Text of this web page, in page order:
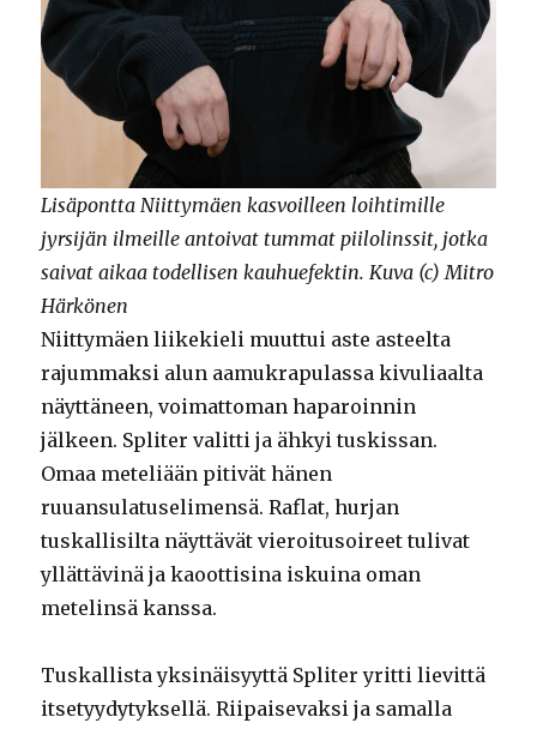
Lisäpontta Niittymäen kasvoilleen loihtimille
jyrsijän ilmeille antoivat tummat piilolinssit, jotka
saivat aikaa todellisen kauhuefektin. Kuva (c) Mitro
Härkönen
Niittymäen liikekieli muuttui aste asteelta
rajummaksi alun aamukrapulassa kivuliaalta
näyttäneen, voimattoman haparoinnin
jälkeen. Spliter valitti ja ähkyi tuskissan.
Omaa meteliään pitivät hänen
ruuansulatuselimensä. Raflat, hurjan
tuskallisilta näyttävät vieroitusoireet tulivat
yllättävinä ja kaoottisina iskuina oman
metelinsä kanssa.
Tuskallista yksinäisyyttä Spliter yritti lievittä
itsetyydytyksellä. Riipaisevaksi ja samalla